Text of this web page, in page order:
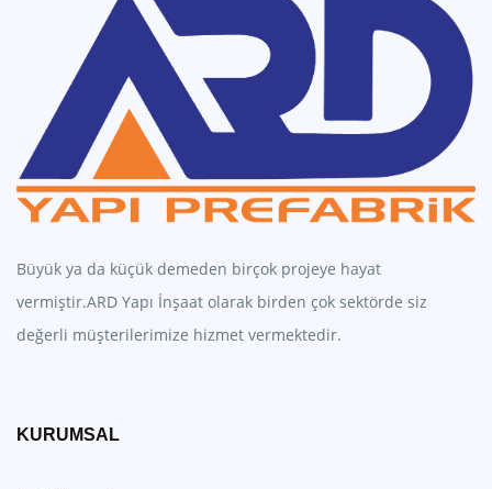
Büyük ya da küçük demeden birçok projeye hayat
vermiştir.ARD Yapı İnşaat olarak birden çok sektörde siz
değerli müşterilerimize hizmet vermektedir.
KURUMSAL